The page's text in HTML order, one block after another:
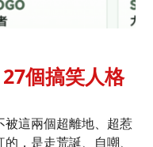
個搞笑人格
這兩個超離地、超惹
，是走荒誕、自嘲、